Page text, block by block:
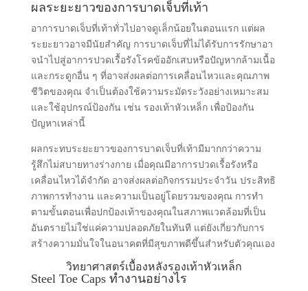
ผลระยะยาวของการบาดเจ็บที่เท้า
อาการบาดเจ็บที่เท้าทั่วไปอาจดูเล็กน้อยในตอนแรก แต่ผล
ระยะยาวอาจมีนัยสําคัญ การบาดเจ็บที่ไม่ได้รับการรักษาอา
จนําไปสู่อาการปวดเรื้อรังโรคข้ออักเสบหรือปัญหากล้ามเนื้อ
และกระดูกอื่น ๆ ที่อาจส่งผลต่อการเคลื่อนไหวและคุณภาพ
ชีวิตของคุณ จําเป็นต้องใช้ความระมัดระวังอย่างเหมาะสม
และใช้อุปกรณ์ป้องกัน เช่น รองเท้าหัวเหล็ก เพื่อป้องกัน
ปัญหาเหล่านี้
ผลกระทบระยะยาวของการบาดเจ็บที่เท้ามีมากกว่าความ
รู้สึกไม่สบายทางร่างกาย เมื่อคุณมีอาการปวดเรื้อรังหรือ
เคลื่อนไหวได้จํากัด อาจส่งผลต่อกิจกรรมประจําวัน ประสิทธิ
ภาพการทํางาน และความเป็นอยู่โดยรวมของคุณ การทํา
ตามขั้นตอนเพื่อปกป้องเท้าของคุณในสภาพแวดล้อมที่เป็น
อันตรายไม่ใช่แค่ความปลอดภัยในทันที แต่ยังเกี่ยวกับการ
สร้างความมั่นใจในอนาคตที่มีสุขภาพดีขึ้นสําหรับตัวคุณเอง
วิทยาศาสตร์เบื้องหลังรองเท้าหัวเหล็ก
Steel Toe Caps ทํางานอย่างไร